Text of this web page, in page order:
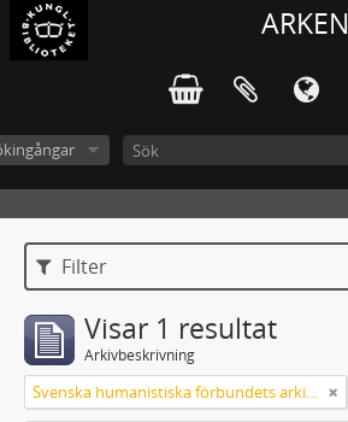
ARKEN
Filter
Visar 1 resultat
Arkivbeskrivning
Svenska humanistiska förbundets arkiv: handlingar 2003-2012